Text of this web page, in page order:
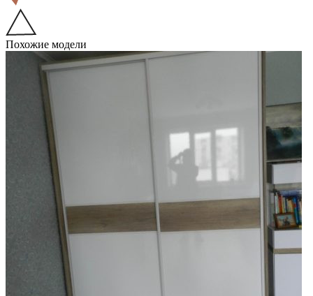
Похожие модели